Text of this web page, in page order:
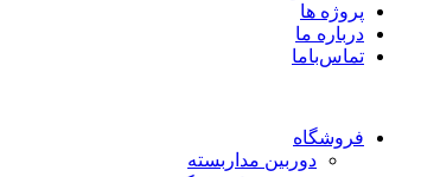
پروژه ها
درباره ما
تماس‌باما
فروشگاه
دوربین مداربسته